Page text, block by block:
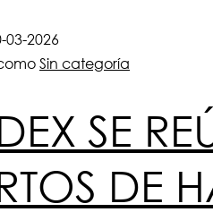
03-2026
Sin categoría
SE
DE